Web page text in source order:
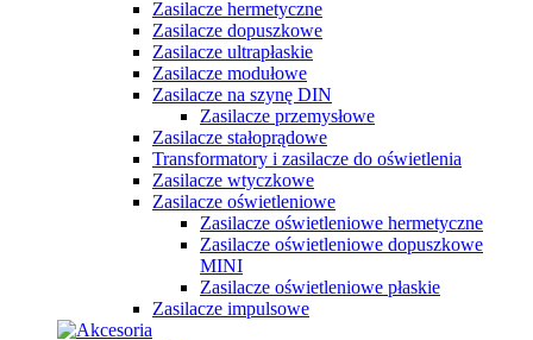
Zasilacze hermetyczne
Zasilacze dopuszkowe
Zasilacze ultrapłaskie
Zasilacze modułowe
Zasilacze na szynę DIN
Zasilacze przemysłowe
Zasilacze stałoprądowe
Transformatory i zasilacze do oświetlenia
Zasilacze wtyczkowe
Zasilacze oświetleniowe
Zasilacze oświetleniowe hermetyczne
Zasilacze oświetleniowe dopuszkowe
MINI
Zasilacze oświetleniowe płaskie
Zasilacze impulsowe